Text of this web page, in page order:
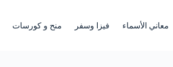
معاني الأسماء فيزا وسفر منح و كورسات